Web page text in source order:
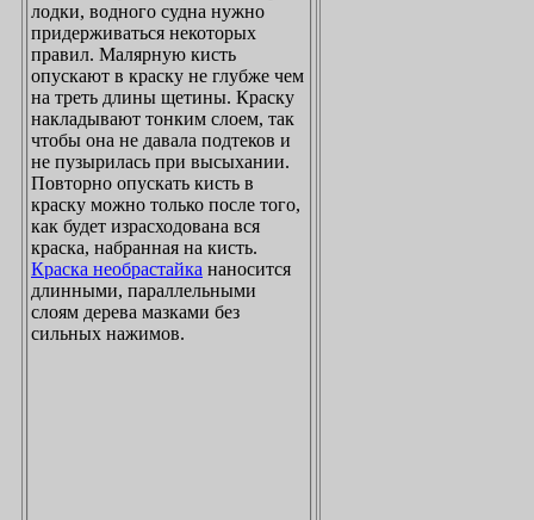
лодки, водного судна нужно
придерживаться некоторых
правил. Малярную кисть
опускают в краску не глубже чем
на треть длины щетины. Краску
накладывают тонким слоем, так
чтобы она не давала подтеков и
не пузырилась при высыхании.
Повторно опускать кисть в
краску можно только после того,
как будет израсходована вся
краска, набранная на кисть.
Краска необрастайка
длинными, параллельными
слоям дерева мазками без
сильных нажимов.